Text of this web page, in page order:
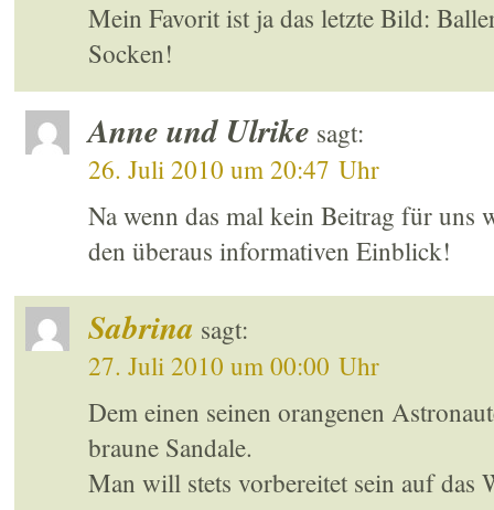
Mein Favorit ist ja das letzte Bild:
Socken!
Anne und Ulrike sagt:
26. Juli 2010 um 20:47 Uhr
Na wenn das mal kein Beitrag für
den überaus informativen Einblick!
Sabrina sagt:
27. Juli 2010 um 00:00 Uhr
Dem einen seinen orangenen
braune Sandale.
Man will stets vorbereitet sein auf das